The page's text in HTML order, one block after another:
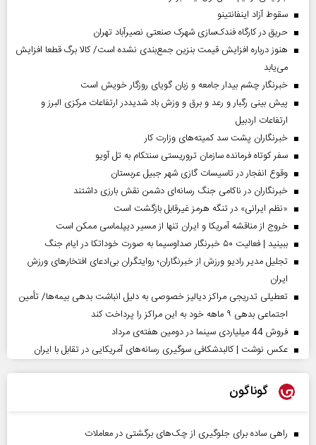
سقوط آزاد اینفانتینو
حریق در کارگاه فندک‌سازی شهرک صنعتی نصیرآباد تهران
هنوز درباره افزایش قیمت بنزین جمع‌بندی نشده است/ کالا برگ قطعا افزایش
می‌یابد
خبرنگار چشم بیدار جامعه و زبان گویای روزگار خویش است
پیش بینی رگبار و رعد و برق و وزش باد شدیددر ارتفاعات مرکزی البرز و
ارتفاعات اردبیل
خبرنگاران پشت سد کمیته‌های وزارت کار
سفر کوتاه فرمانده سازمان تروریستی سنتکام به تل آویو
وقوع انفجار در تاسیسات گازی شهر جبیل عربستان
خبرنگاران در ناکامی جنگ رسانه‌ای دشمن نقش بارزی داشتند
«نظم ایرانی» در تنگه هرمز غیرقابل بازگشت است
خروج از مناقشه آمریکا و ایران تنها از مسیر دیپلماسی ممکن است
ببینید | فعالیت ۵۰ خبرنگار صداوسیما به صورت خوداتکا در ایام جنگ
تجلیل مدیر رادیو ورزش از خبرنگاران؛ روایتگران بی‌ادعای افتخارهای ورزش
ایران
تعطیلی تدریجی مراکز دیالیز خصوصی به دلیل انباشت بدهی بیمه‌ها/ تأمین
اجتماعی بدهی ۹ ماهه خود به این مراکز را پرداخت کند
فروش 44 میلیاردی سینما در دومین هفته‌ی مرداد
عکس نوشت | کالبدشکافی سوگیری رسانه‌های آمریکایی در تقابل با ایران
گوناگون
راهی ساده برای جلوگیری از چک‌های برگشتی در معاملات